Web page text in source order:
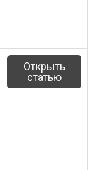
Открыть
статью